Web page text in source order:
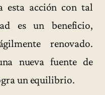
esta acción con tal
es un beneficio,
renovado.
nueva fuente de
un equilibrio.